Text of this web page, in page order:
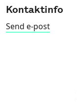
Kontaktinfo
Send e-post